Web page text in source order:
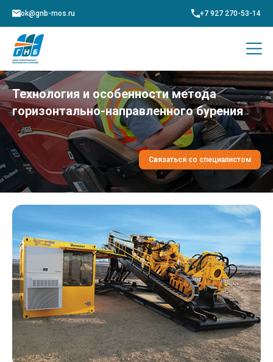
ok@gnb-mos.ru +7 927 270-53-14
Технология и особенности метода
горизонтально-направленного бурения
Связаться со специалистом